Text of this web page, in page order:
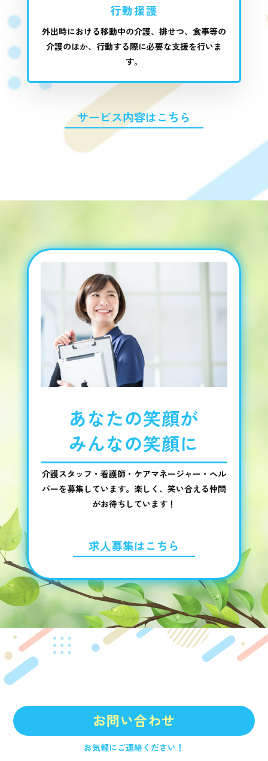
行動援護
外出時における移動中の介護、排せつ、食事等の
介護のほか、行動する際に必要な支援を行いま
す。
サービス内容はこちら
あなたの笑顔が
みんなの笑顔に
介護スタッフ・看護師・ケアマネージャー・ヘル
パーを募集しています。楽しく、笑い合える仲間
がお待ちしています！
求人募集はこちら
お問い合わせ
お気軽にご連絡ください！